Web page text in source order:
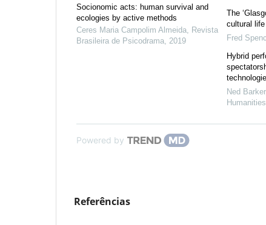
Socionomic acts: human survival and
ecologies by active methods
Ceres Maria Campolim Almeida Revista
Brasileira de Psicodrama 2019
The
cultural
Fred
Hybrid
Ned
Humanities
Powered by
Referências